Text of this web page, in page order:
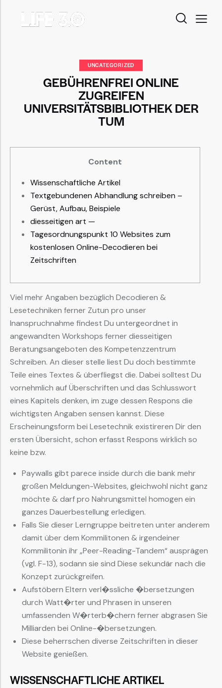
UNCATEGORIZED
GEBÜHRENFREI ONLINE
ZUGREIFEN
UNIVERSITÄTSBIBLIOTHEK DER
TUM
Content
Wissenschaftliche Artikel
Textgebundenen Abhandlung schreiben –
Gerüst, Aufbau, Beispiele
diesseitigen art —
Tagesordnungspunkt 10 Websites zum
kostenlosen Online-Decodieren bei
Zeitschriften
Viel mehr Angaben bezüglich Decodieren &
Lesetechniken ferner Zutun pro unser
Inanspruchnahme findest Du untergeordnet in
angewandten Workshops ferner diesseitigen
Beratungsangeboten des Kompetenzzentrum
Schreiben. An dieser stelle liest Du doch bestimmte
Teile eines Textes & überfliegst die. Dabei solltest Du
vornehmlich auf Überschriften und das Schlusswort
eines Kapitels denken, im zuge dessen Respons die
wichtigsten Angaben sensen kannst. Diese
Erscheinungsform bei Lesetechnik existireren Dir den
ersten Übersicht, schon erfasst Respons wirklich so
keine bzw.
Paywalls gibt parece inside durch die bank mehr
großen Meldungen-Websites, gleichwohl nicht ganz
möchte & darf pro Nahrungsmittel homogen ein
ganzes Dauerbestellung erledigen.
Falls Sie dieser Lerngruppe beitreten unter anderem
damit über dem Kommilitonen & irgendeiner
Kommilitonin ihr „Peer-Reading-Tandem“ ausprägen
(vgl. F-13), sodann sie sind Diese sekundär nach die
Konzept zurückgreifen.
Aufstöbern Eltern verl�ssliche �bersetzungen
durch Watt�rter und Phrasen in unseren
umfassenden W�rterb�chern ferner abgrasen Sie
Milliarden bei Online-�bersetzungen.
Diese beherrschen diverse Zeitschriften in dieser
Website genießen.
WISSENSCHAFTLICHE ARTIKEL